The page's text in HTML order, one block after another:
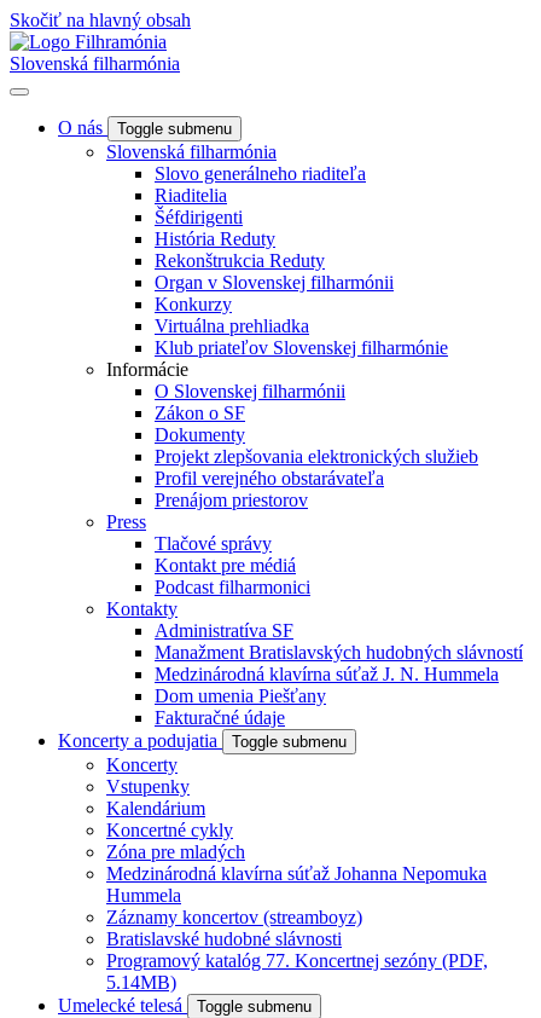
Skočiť na hlavný obsah
Slovenská filharmónia
O nás Toggle submenu
Slovenská filharmónia
Slovo generálneho riaditeľa
Riaditelia
Šéfdirigenti
História Reduty
Rekonštrukcia Reduty
Organ v Slovenskej filharmónii
Konkurzy
Virtuálna prehliadka
Klub priateľov Slovenskej filharmónie
Informácie
O Slovenskej filharmónii
Zákon o SF
Dokumenty
Projekt zlepšovania elektronických služieb
Profil verejného obstarávateľa
Prenájom priestorov
Press
Tlačové správy
Kontakt pre médiá
Podcast filharmonici
Kontakty
Administratíva SF
Manažment Bratislavských hudobných slávností
Medzinárodná klavírna súťaž J. N. Hummela
Dom umenia Piešťany
Fakturačné údaje
Koncerty a podujatia
Toggle submenu
Koncerty
Vstupenky
Kalendárium
Koncertné cykly
Zóna pre mladých
Medzinárodná klavírna súťaž Johanna Nepomuka
Hummela
Záznamy koncertov (streamboyz)
Bratislavské hudobné slávnosti
Programový katalóg 77. Koncertnej sezóny (PDF,
5.14MB)
Umelecké telesá
Toggle submenu